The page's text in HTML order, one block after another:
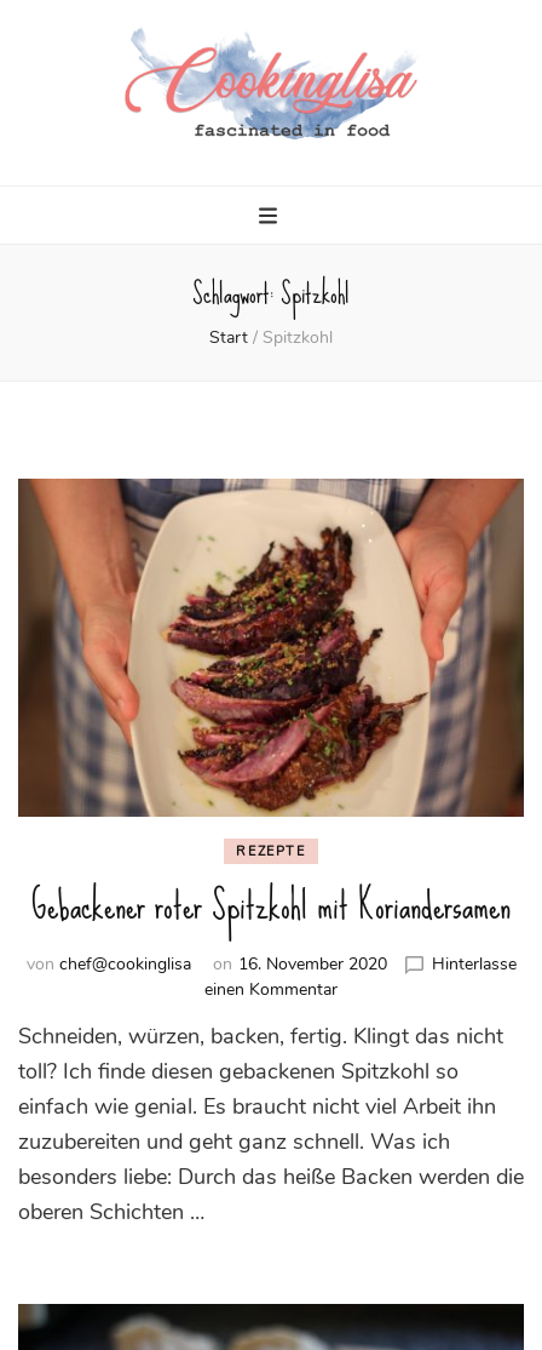
Cookinglisa
Schlagwort:Spitzkohl
Start / Spitzkohl
REZEPTE
Gebackener roter Spitzkohl mit Koriandersamen
von chef@cookinglisa on 16. November 2020
Hinterlasse
einen Kommentarzu
roter
Spitzkohl
mit
Koriandersamen
Schneiden, würzen, backen, fertig. Klingt das nicht
toll? Ich finde diesen gebackenen Spitzkohl so
einfach wie genial. Es braucht nicht viel Arbeit ihn
zuzubereiten und geht ganz schnell. Was ich
besonders liebe: Durch das heiße Backen werden die
oberen Schichten …